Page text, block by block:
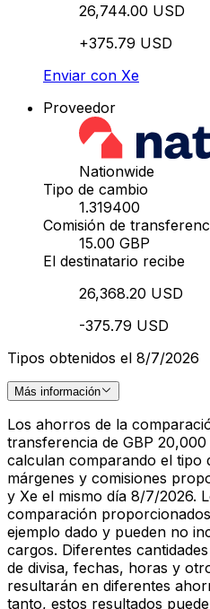
26,744.00 USD
+375.79 USD
Enviar con Xe
Proveedor
Nationwide
Tipo de cambio
1.319400
Comisión de
15.00 GBP
El destinatario recibe
26,368.20 USD
-375.79 USD
Tipos obtenidos el 8/7/2026
Más información
Los ahorros de la
transferencia de GBP
calculan comparando el tipo
márgenes y comisiones
y Xe el mismo día 8/7/2026.
comparación
ejemplo dado y pueden no
cargos. Diferentes
de divisa, fechas, horas y
resultarán en diferentes
tanto, estos resultados